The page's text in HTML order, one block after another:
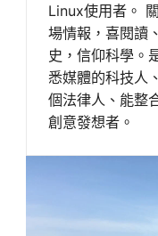
Linux使用者。
場情報，喜閱讀
史，信仰科學。
悉媒體的科技人
個法律人、能整
創意發想者。